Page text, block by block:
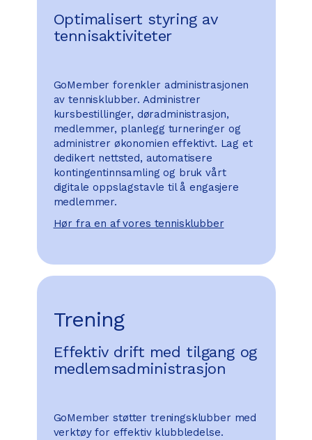
Optimalisert styring av
tennisaktiviteter
GoMember forenkler administrasjonen
av tennisklubber. Administrer
kursbestillinger, døradministrasjon,
medlemmer, planlegg turneringer og
administrer økonomien effektivt. Lag et
dedikert nettsted, automatisere
kontingentinnsamling og bruk vårt
digitale oppslagstavle til å engasjere
medlemmer.
Hør fra en af vores tennisklubber
Trening
Effektiv drift med tilgang og
medlemsadministrasjon
GoMember støtter treningsklubber med
verktøy for effektiv klubbledelse.